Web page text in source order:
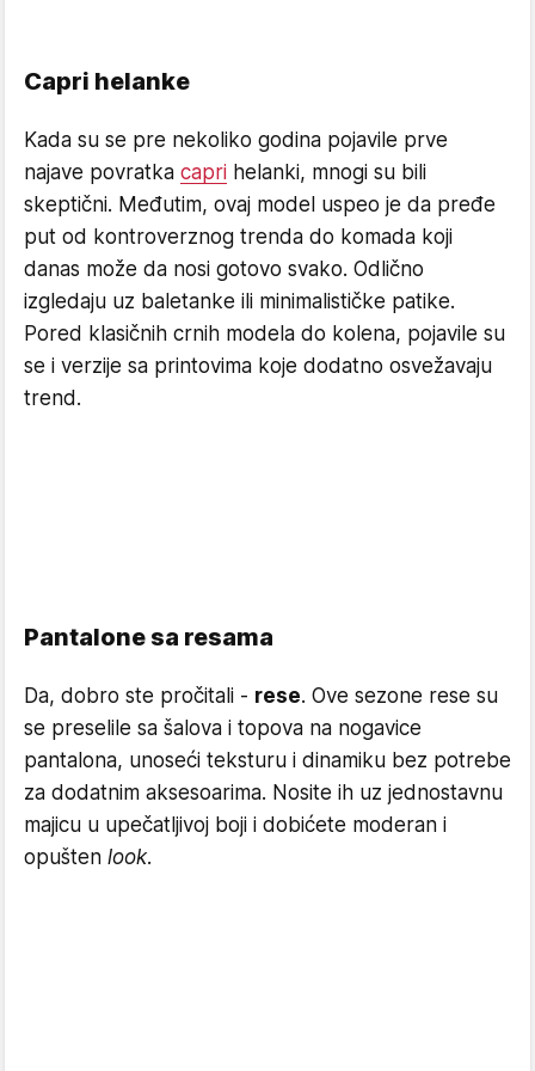
Capri helanke
Kada su se pre nekoliko godina pojavile prve
najave povratka capri helanki, mnogi su bili
skeptični. Međutim, ovaj model uspeo je da pređe
put od kontroverznog trenda do komada koji
danas može da nosi gotovo svako. Odlično
izgledaju uz baletanke ili minimalističke patike.
Pored klasičnih crnih modela do kolena, pojavile su
se i verzije sa printovima koje dodatno osvežavaju
trend.
Pantalone sa resama
Da, dobro ste pročitali - rese. Ove sezone rese su
se preselile sa šalova i topova na nogavice
pantalona, unoseći teksturu i dinamiku bez potrebe
za dodatnim aksesoarima. Nosite ih uz jednostavnu
majicu u upečatljivoj boji i dobićete moderan i
opušten look.